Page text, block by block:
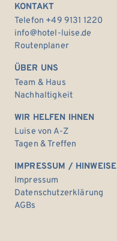
KONTAKT
Telefon +49 9131 1220
info@hotel-luise.de
Routenplaner
ÜBER UNS
Team & Haus
Nachhaltigkeit
WIR HELFEN IHNEN
Luise von A-Z
Tagen & Treffen
IMPRESSUM / HINWEISE
Impressum
Datenschutzerklärung
AGBs